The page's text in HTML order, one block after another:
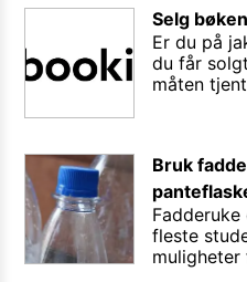
på
utbetaler
verdifullt.
Selg
Er du på
du får
måten
det gode
etter
eller vil
Bruk
fleste